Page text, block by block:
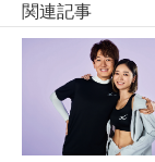
関連記事